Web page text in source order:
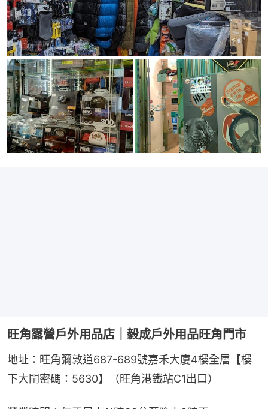
旺角露營戶外用品店｜毅成戶外用品旺角門市
地址：旺角彌敦道687-689號嘉禾大廈4樓全層【樓
下大閘密碼：5630】（旺角港鐵站C1出口）